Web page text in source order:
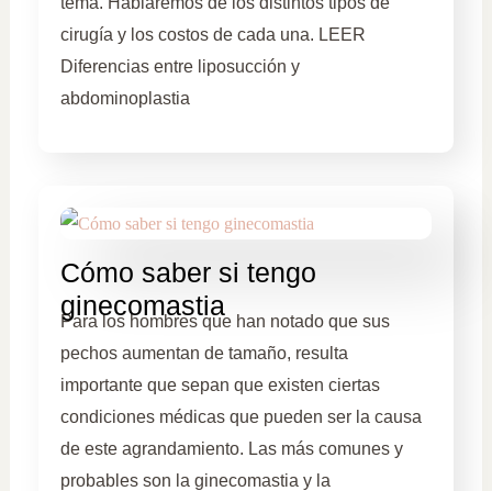
cirugía y los costos de cada una. LEER
Diferencias entre liposucción y
abdominoplastia
Cómo saber si tengo
ginecomastia
Para los hombres que han notado que sus
pechos aumentan de tamaño, resulta
importante que sepan que existen ciertas
condiciones médicas que pueden ser la causa
de este agrandamiento. Las más comunes y
probables son la ginecomastia y la